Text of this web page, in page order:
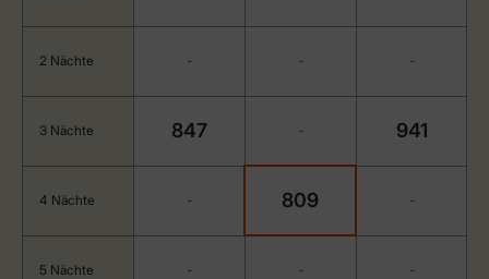
2 Nächte - - -
3 Nächte 847 - 941
4 Nächte - 809 -
5 Nächte - - -